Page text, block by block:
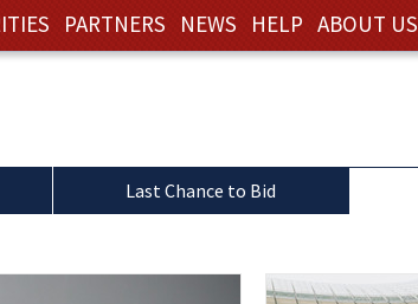
PARTNERS NEWS HELP ABOUT US
Last Chance to Bid